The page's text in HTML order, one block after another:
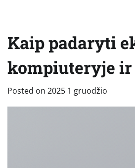
Kaip padaryti
kompiuteryje ir
Posted on 2025 1 gruodžio